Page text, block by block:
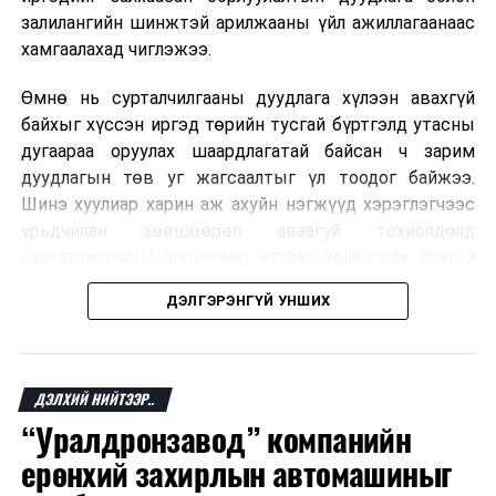
залилангийн шинжтэй арилжааны үйл ажиллагаанаас
хамгаалахад чиглэжээ.
Өмнө нь сурталчилгааны дуудлага хүлээн авахгүй
байхыг хүссэн иргэд төрийн тусгай бүртгэлд утасны
дугаараа оруулах шаардлагатай байсан ч зарим
дуудлагын төв уг жагсаалтыг үл тоодог байжээ.
Шинэ хуулиар харин аж ахуйн нэгжүүд хэрэглэгчээс
урьдчилан зөвшөөрөл аваагүй тохиолдолд
болно. Иргэн өгсөн зөвшөөрлөө хүссэн үедээ цуцлах
Францын эрх баригчдын тооцоолсноор тус улсын
иргэдийн дөрөвний гурав орчим нь долоо хоног бүр
дор хаяж нэг удаа хүсээгүй сурталчилгааны дуудлага
хүлээн авдаг бөгөөд олон хүн үүнээс ч олон
дуудлагад өртдөг байна. Хэрэглэгчийн эрхийг
ДЭЛГЭРЭНГҮЙ УНШИХ
ДЭЛХИЙ НИЙТЭЭР..
“Уралдронзавод” компанийн
ерөнхий захирлын автомашиныг